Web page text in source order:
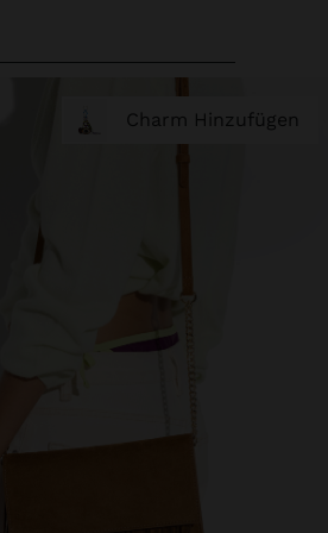
Charm Hinzufügen